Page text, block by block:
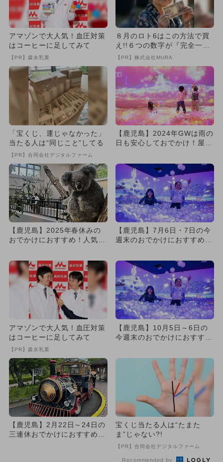
アマゾンで大人気！血圧対策
はコーヒーに足してみて
【PR】森永乳業
８月のロト6はこの方法で買
え!!６つの数字が『完全一
致』する方法
【PR】株式会社MURA
「宝くじ、運じゃなかった」
当たる人は“同じこと”してる
【PR】合同会社デジタルファーム
【鹿児島】2024年GWは雨の
日も安心しておでかけ！屋内
【鹿児島】2025年春休みの
おでかけにおすすめ！人気の
【鹿児島】7月6日・7日の今
週末のおでかけにおすすめ！
アマゾンで大人気！血圧対策
はコーヒーに足してみて
【PR】森永乳業
【鹿児島】10月5日～6日の
今週末のおでかけにおすす
【鹿児島】2月22日～24日の
三連休おでかけにおすすめ！
宝くじ当たる人は“たまた
ま”じゃない?!
【PR】合同会社デジタルファーム
Recommended by